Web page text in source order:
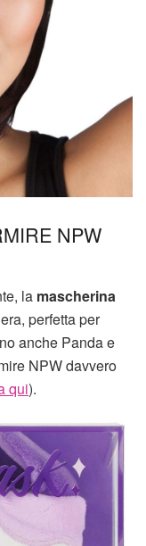
NPW
la mascherina
perfetta per
anche Panda e
NPW davvero
qui).